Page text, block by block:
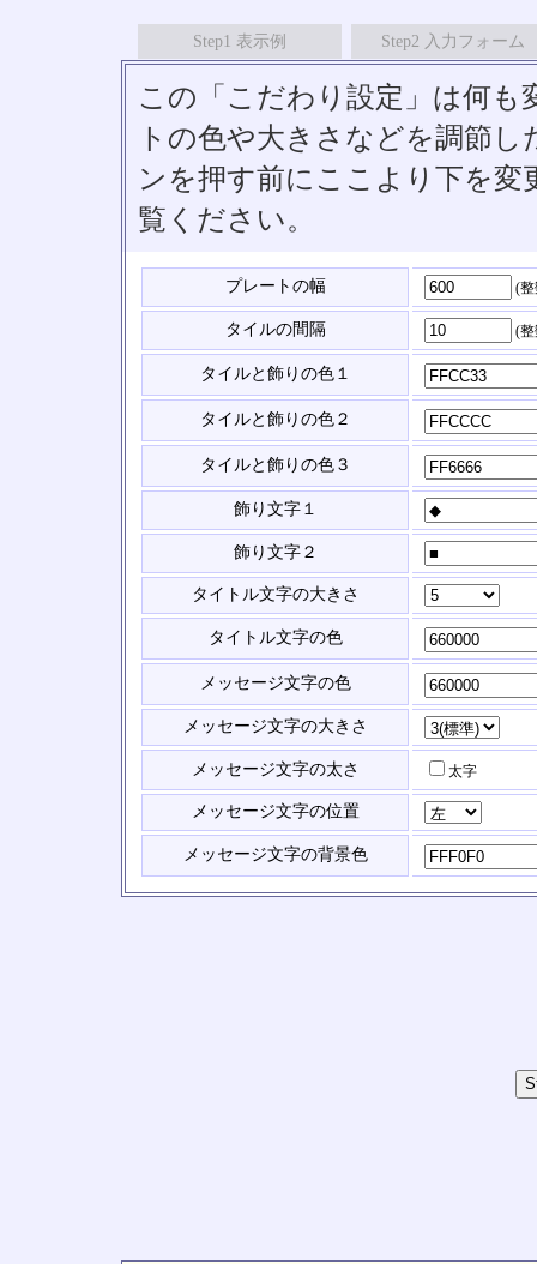
Step1 表示例 Step2 入力フォーム
この「こだわり設定」は何
トの色や大きさなどを調節
ンを押す前にここより下を
覧ください。
プレートの幅 (
タイルの間隔 (
タイルと飾りの色１
タイルと飾りの色２
タイルと飾りの色３
飾り文字１
飾り文字２
タイトル文字の大きさ
タイトル文字の色
メッセージ文字の色
メッセージ文字の大きさ
メッセージ文字の太さ 太字
メッセージ文字の位置
メッセージ文字の背景色